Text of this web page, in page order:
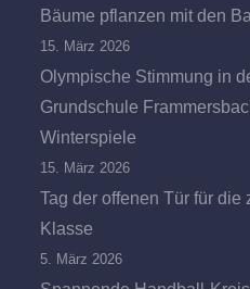
Bäume pflanzen mit den
15. März 2026
Olympische Stimmung in
Grundschule
Winterspiele
15. März 2026
Tag der offenen Tür für die
Klasse
5. März 2026